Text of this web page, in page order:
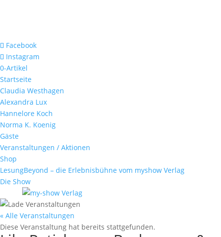
Facebook
Instagram
0-Artikel
Startseite
Claudia Westhagen
Alexandra Lux
Hannelore Koch
Norma K. Koenig
Gäste
Veranstaltungen / Aktionen
Shop
LesungBeyond – die Erlebnisbühne vom myshow Verlag
Die Show
« Alle Veranstaltungen
Diese Veranstaltung hat bereits stattgefunden.